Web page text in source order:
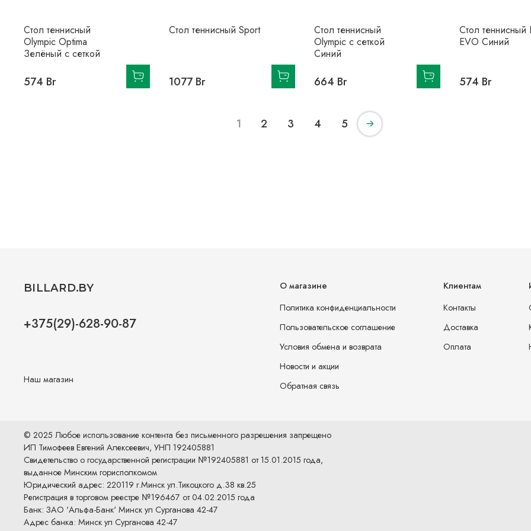
Стол теннисный
Olympic Optima
Зелёный с сеткой
574 Br
Стол теннисный Sport
1077 Br
Стол теннисный
Olympic с сеткой
Синий
664 Br
Стол теннисный
EVO Синий
574 Br
1 2 3 4 5
О магазине
Политика конфиденциальности
Пользовательское соглашение
Условия обмена и возврата
Новости и акции
Обратная связь
Клиентам
Контакты
Доставка
Оплата
BILLARD.BY
+375(29)-628-90-87
Наш магазин
© 2025 Любое использование контента без письменного разрешения запрещено
ИП Тимофеев Евгений Алексеевич, УНП 192405881
Свидетельство о государственной регистрации №192405881 от 15.01.2015 года,
выданное Минским горисполкомом
Юридический адрес: 220119 г.Минск ул.Тикоцкого д.38 кв.25
Регистрация в торговом реестре №196467 от 04.02.2015 года
Банк: ЗАО 'Альфа-Банк' Минск ул Сурганова 42-47
Адрес банка: Минск ул Сурганова 42-47